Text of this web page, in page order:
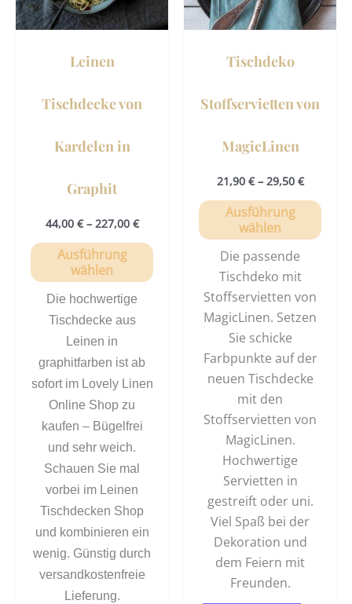
Leinen
Tischdecke von
Kardelen in
Graphit
44,00 €– 227,00 €
Ausführung
wählen
Optionen
Produktseite
Die hochwertige
Tischdecke aus
Leinen in
graphitfarben ist ab
sofort im Lovely Linen
Online Shop zu
kaufen – Bügelfrei
und sehr weich.
Schauen Sie mal
vorbei im Leinen
Tischdecken Shop
und kombinieren ein
wenig. Günstig durch
versandkostenfreie
Lieferung.
Tischdeko
Stoffservietten von
MagicLinen
21,90 €– 29,50 €
Ausführung
wählen
Die
Die passende
Tischdeko mit
Stoffservietten von
MagicLinen. Setzen
Sie schicke
Farbpunkte auf der
neuen Tischdecke
mit den
Stoffservietten von
MagicLinen.
Hochwertige
Servietten in
gestreift oder uni.
Viel Spaß bei der
Dekoration und
dem Feiern mit
Freunden.